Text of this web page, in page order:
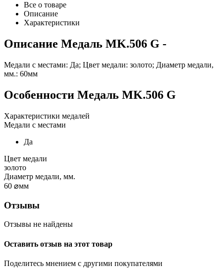
Все о товаре
Описание
Характеристики
Описание Медаль MK.506 G -
Медали с местами: Да; Цвет медали: золото; Диаметр медали,
мм.: 60мм
Особенности Медаль MK.506 G
Характеристики медалей
Медали с местами
Да
Цвет медали
золото
Диаметр медали, мм.
60 ⌀мм
Отзывы
Отзывы не найдены
Оставить отзыв на этот товар
Поделитесь мнением с другими покупателями